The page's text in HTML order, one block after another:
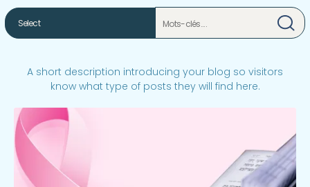
A short description introducing your blog so visitors
know what type of posts they will find here.